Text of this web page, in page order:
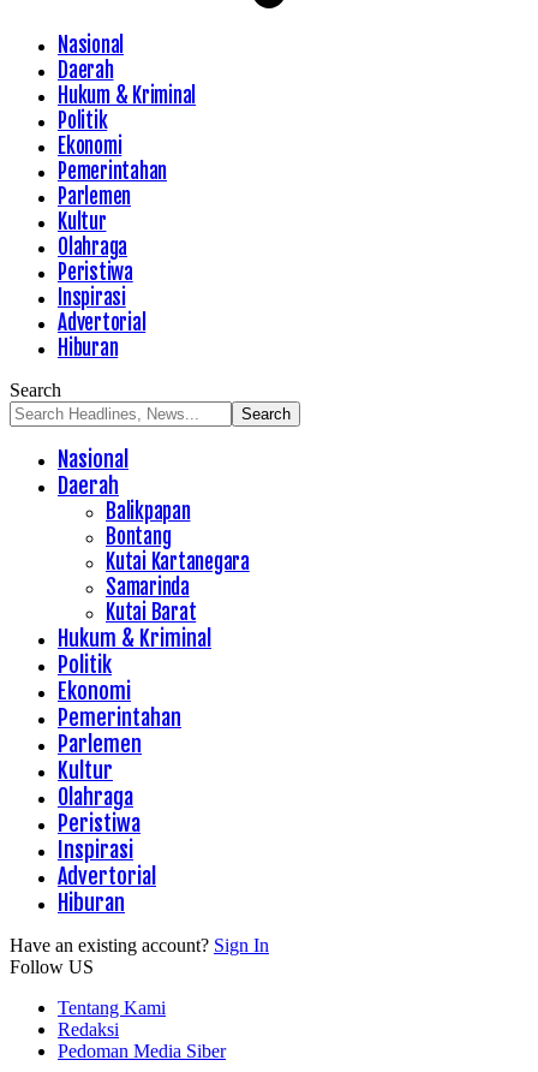
Nasional
Daerah
Hukum & Kriminal
Politik
Ekonomi
Pemerintahan
Parlemen
Kultur
Olahraga
Peristiwa
Inspirasi
Advertorial
Hiburan
Search
Nasional
Daerah
Balikpapan
Bontang
Kutai Kartanegara
Samarinda
Kutai Barat
Hukum & Kriminal
Politik
Ekonomi
Pemerintahan
Parlemen
Kultur
Olahraga
Peristiwa
Inspirasi
Advertorial
Hiburan
Have an existing account? Sign In
Follow US
Tentang Kami
Redaksi
Pedoman Media Siber